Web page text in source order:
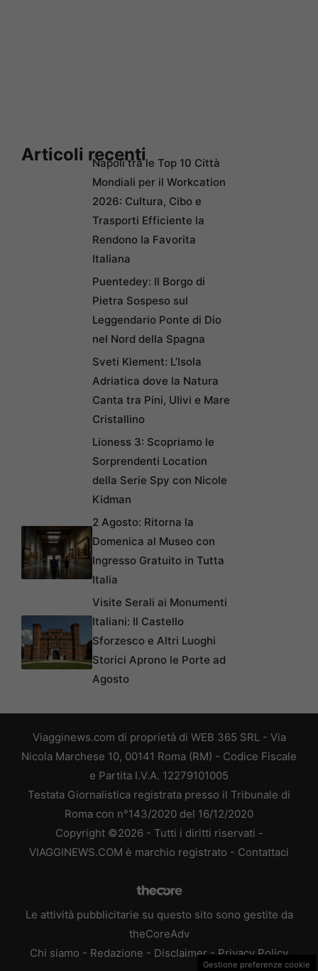
Articoli recentiNapoli tra le Top 10 Città
Mondiali per il Workcation
2026: Cultura, Cibo e
Trasporti Efficiente la
Rendono la Favorita
Italiana
Puentedey: Il Borgo di
Pietra Sospeso sul
Leggendario Ponte di Dio
nel Nord della Spagna
Sveti Klement: L’Isola
Adriatica dove la Natura
Canta tra Pini, Ulivi e Mare
Cristallino
Lioness 3: Scopriamo le
Sorprendenti Location
della Serie Spy con Nicole
Kidman
2 Agosto: Ritorna la
Domenica al Museo con
Ingresso Gratuito in Tutta
Italia
Visite Serali ai Monumenti
Italiani: Il Castello
Sforzesco e Altri Luoghi
Storici Aprono le Porte ad
Agosto
Viagginews.com di proprietà di WEB 365 SRL - Via
Nicola Marchese 10, 00141 Roma (RM) - Codice Fiscale
e Partita I.V.A. 12279101005
Testata Giornalistica registrata presso il Tribunale di
Roma con n°143/2020 del 16/12/2020
Copyright ©2026 - Tutti i diritti riservati -
VIAGGINEWS.COM è marchio registrato - Contattaci
Le attività pubblicitarie su questo sito sono gestite da
theCoreAdv
Chi siamo - Redazione - Disclaimer - Privacy Policy
Gestione preferenze cookie